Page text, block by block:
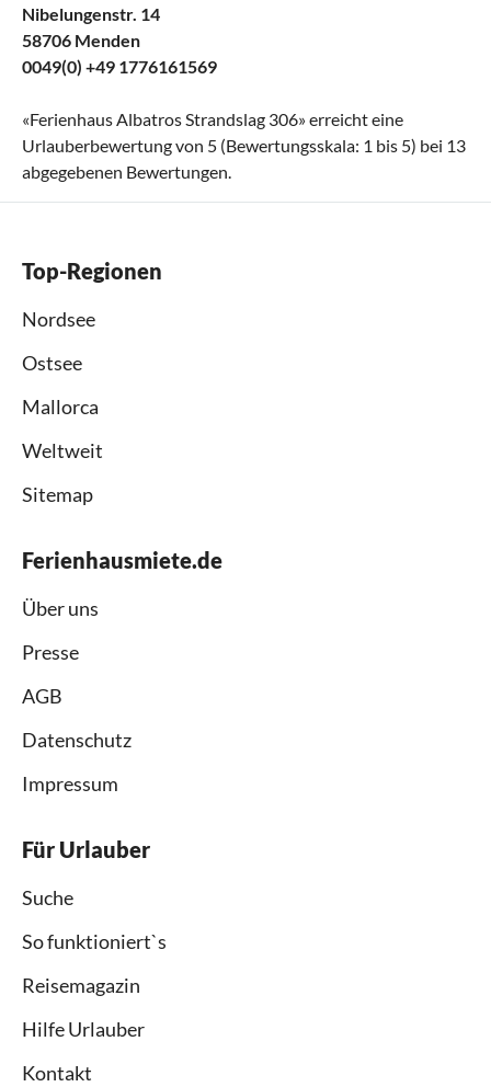
Nibelungenstr. 14
58706 Menden
0049(0) +49 1776161569
«Ferienhaus Albatros Strandslag 306» erreicht eine
Urlauberbewertung von 5 (Bewertungsskala: 1 bis 5) bei 13
abgegebenen Bewertungen.
Top-Regionen
Nordsee
Ostsee
Mallorca
Weltweit
Sitemap
Ferienhausmiete.de
Über uns
Presse
AGB
Datenschutz
Impressum
Für Urlauber
Suche
So funktioniert`s
Reisemagazin
Hilfe Urlauber
Kontakt